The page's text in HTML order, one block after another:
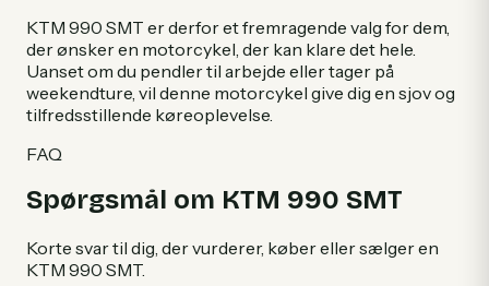
KTM 990 SMT er derfor et fremragende valg for dem,
der ønsker en motorcykel, der kan klare det hele.
Uanset om du pendler til arbejde eller tager på
weekendture, vil denne motorcykel give dig en sjov og
tilfredsstillende køreoplevelse.
FAQ
Spørgsmål om KTM 990 SMT
Korte svar til dig, der vurderer, køber eller sælger en
KTM 990 SMT.